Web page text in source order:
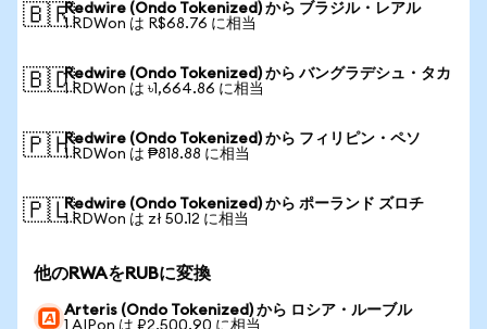
🇧🇷Redwire (Ondo Tokenized) から ブラジル・レアル
1 RDWon は R$68.76 に相当
🇧🇩Redwire (Ondo Tokenized) から バングラデシュ・タカ
1 RDWon は ৳1,664.86 に相当
🇵🇭Redwire (Ondo Tokenized) から フィリピン・ペソ
1 RDWon は ₱818.88 に相当
🇵🇱Redwire (Ondo Tokenized) から ポーランド ズロチ
1 RDWon は zł 50.12 に相当
他のRWAをRUBに変換
Arteris (Ondo Tokenized) から ロシア・ルーブル
1 AIPon は ₽2,500.90 に相当